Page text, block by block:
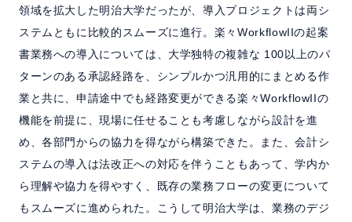
領域を拡大した明治大学だったが、導入プロジェクトは両シ
ステムともに比較的スムーズに進行。楽々WorkflowIIの起案
書業務への導入については、大学独特の複雑な 100以上のパ
ターンのある承認経路を、シンプルかつ汎用的にまとめる作
業と共に、申請途中でも経路変更ができる楽々WorkflowIIの
機能を前提に、現場に任せることも考慮しながら設計を進
め、各部門からの協力を得ながら構築できた。また、会計シ
ステムの導入は法改正への対応を伴うこともあって、学内か
ら理解や協力を得やすく、既存の業務フローの変更について
もスムーズに進められた。こうして明治大学は、業務のデジ